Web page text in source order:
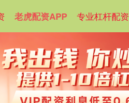
老虎配资APP 专业杠杆配资